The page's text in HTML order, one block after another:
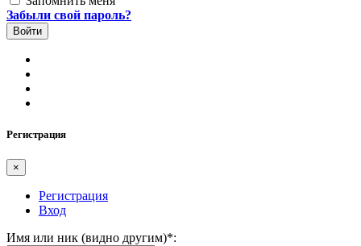
Забыли свой пароль?
Регистрация
×
Регистрация
Вход
Имя или ник (видно другим)*: